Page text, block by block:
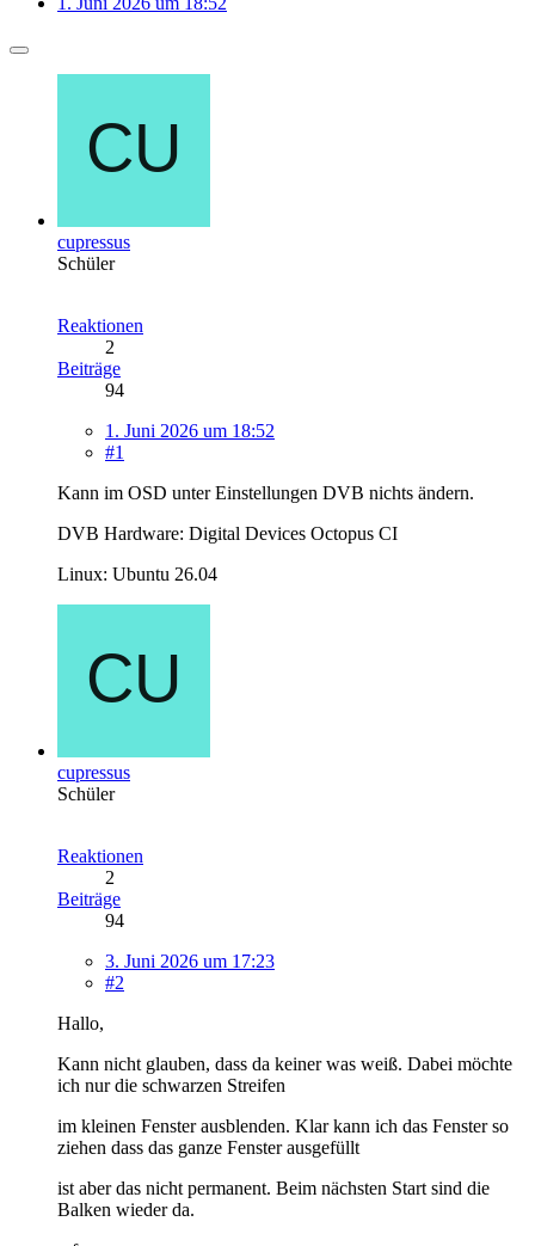
cupressus
Schüler
Reaktionen
2
Beiträge
94
1. Juni 2026 um 18:52
#1
Kann im OSD unter Einstellungen DVB nichts ändern.
DVB Hardware: Digital Devices Octopus CI
Linux: Ubuntu 26.04
cupressus
Schüler
Reaktionen
2
Beiträge
94
3. Juni 2026 um 17:23
#2
Hallo,
Kann nicht glauben, dass da keiner was weiß. Dabei möchte
ich nur die schwarzen Streifen
im kleinen Fenster ausblenden. Klar kann ich das Fenster so
ziehen dass das ganze Fenster ausgefüllt
ist aber das nicht permanent. Beim nächsten Start sind die
Balken wieder da.